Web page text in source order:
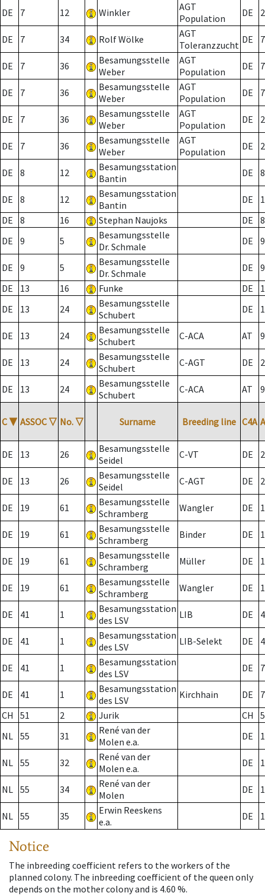
DE 7 12 Winkler
AGT
Population
DE 2
DE 7 34 Rolf Wölke
AGT
Toleranzzucht DE 7
DE 7 36
Besamungsstelle
Weber
AGT
Population
DE 7
DE 7 36
Besamungsstelle
Weber
AGT
Population
DE 7
DE 7 36
Besamungsstelle
Weber
AGT
Population
DE 2
DE 7 36
Besamungsstelle
Weber
AGT
Population
DE 2
DE 8 12
Besamungsstation
Bantin
DE 8
DE 8 12
Besamungsstation
Bantin
DE
DE
8 16 Stephan Naujoks DE
8
DE
9 5
Besamungsstelle
Dr. Schmale
DE 9
DE 9 5
Besamungsstelle
Dr. Schmale
DE
9
DE
13 16 Funke DE
DE
13 24
Besamungsstelle
Schubert
DE
DE 13 24
Besamungsstelle
Schubert
C-ACA AT
DE 13 24
Besamungsstelle
Schubert
C-AGT DE 2
DE 13 24
Besamungsstelle
Schubert
C-ACA AT
C ▼ ASSOC ▽ No. ▽ Surname Breeding line C4A
DE 13 26
Besamungsstelle
Seidel
C-VT DE 2
DE 13 26
Besamungsstelle
Seidel
C-AGT DE 2
DE 19 61
Besamungsstelle
Schramberg
Wangler DE
DE 19 61
Besamungsstelle
Schramberg
Binder DE 1
DE 19 61
Besamungsstelle
Schramberg
Müller DE
DE 19 61
Besamungsstelle
Schramberg
Wangler DE
DE 41 1
Besamungsstation
des LSV
LIB DE
DE 41 1
Besamungsstation
des LSV
LIB-Selekt DE
DE 41 1
Besamungsstation
des LSV
DE 7
DE 41 1
Besamungsstation
des LSV
Kirchhain DE
7
CH
51 2 Jurik CH
NL 55 31
René van der
Molen e.a.
DE
NL 55 32
René van der
Molen e.a.
DE
NL 55 34
René van der
Molen
DE
NL 55 35
Erwin Reeskens
e.a.
DE
Notice
The inbreeding coefficient refers to the workers of the
planned colony. The inbreeding coefficient of the queen only
depends on the mother colony and is 4.60 %.